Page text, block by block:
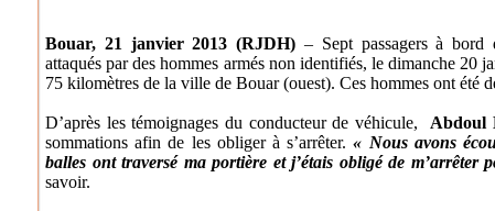
Bouar, 21 janvier 2013 (RJDH) – Sept passagers à
attaqués par des hommes armés non identifiés, le dimanche 20
75 kilomètres de la ville de Bouar (ouest). Ces hommes ont été
D’après les témoignages du conducteur de véhicule, Abdoul
sommations afin de les obliger à s’arrêter.« Nous avons
balles ont traversé ma portière et j’étais obligé de m’arrêter
savoir.